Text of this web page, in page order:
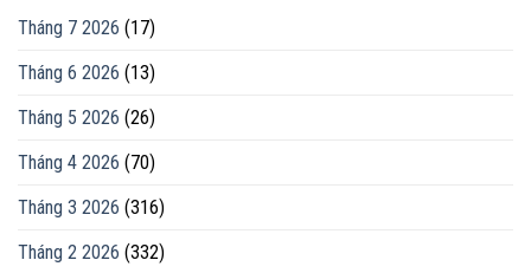
Tháng 7 2026 (17)
Tháng 6 2026 (13)
Tháng 5 2026 (26)
Tháng 4 2026 (70)
Tháng 3 2026 (316)
Tháng 2 2026 (332)